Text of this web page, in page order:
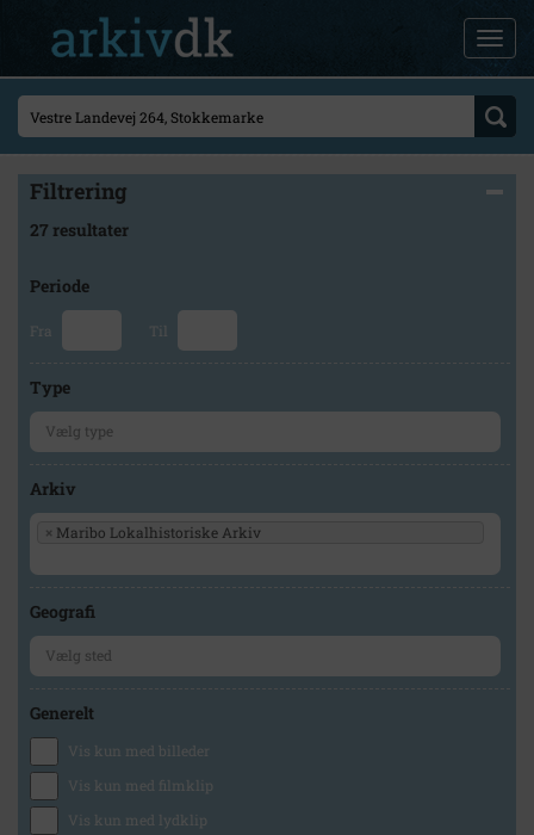
Filtrering
27 resultater
Periode
Fra Til
Type
Arkiv
× Maribo Lokalhistoriske Arkiv
Geografi
Generelt
Vis kun med billeder
Vis kun med filmklip
Vis kun med lydklip